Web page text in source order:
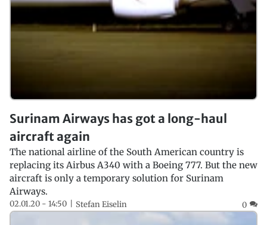
Surinam Airways has got a long-haul
aircraft again
The national airline of the South American country is
replacing its Airbus A340 with a Boeing 777. But the new
aircraft is only a temporary solution for Surinam
Airways.
02.01.20 - 14:50 Stefan Eiselin 0